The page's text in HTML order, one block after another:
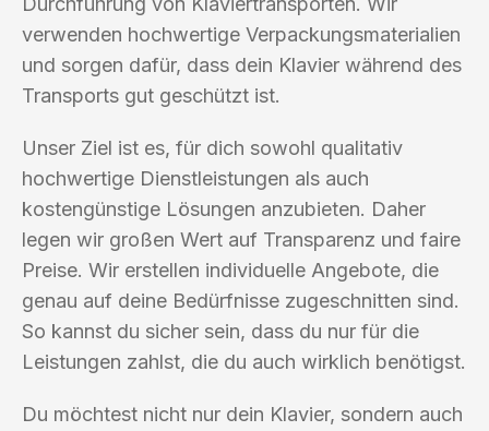
verwenden hochwertige Verpackungsmaterialien
und sorgen dafür, dass dein Klavier während des
Transports gut geschützt ist.
Unser Ziel ist es, für dich sowohl qualitativ
hochwertige Dienstleistungen als auch
kostengünstige Lösungen anzubieten. Daher
legen wir großen Wert auf Transparenz und faire
Preise. Wir erstellen individuelle Angebote, die
genau auf deine Bedürfnisse zugeschnitten sind.
So kannst du sicher sein, dass du nur für die
Leistungen zahlst, die du auch wirklich benötigst.
Du möchtest nicht nur dein Klavier, sondern auch